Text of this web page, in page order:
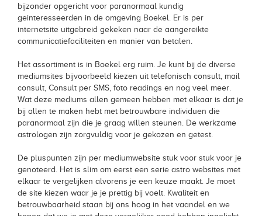
bijzonder opgericht voor paranormaal kundig
geinteresseerden in de omgeving Boekel. Er is per
internetsite uitgebreid gekeken naar de aangereikte
communicatiefaciliteiten en manier van betalen.
Het assortiment is in Boekel erg ruim. Je kunt bij de diverse
mediumsites bijvoorbeeld kiezen uit telefonisch consult, mail
consult, Consult per SMS, foto readings en nog veel meer.
Wat deze mediums allen gemeen hebben met elkaar is dat je
bij allen te maken hebt met betrouwbare individuen die
paranormaal zijn die je graag willen steunen. De werkzame
astrologen zijn zorgvuldig voor je gekozen en getest.
De pluspunten zijn per mediumwebsite stuk voor stuk voor je
genoteerd. Het is slim om eerst een serie astro websites met
elkaar te vergelijken alvorens je een keuze maakt. Je moet
de site kiezen waar je je prettig bij voelt. Kwaliteit en
betrouwbaarheid staan bij ons hoog in het vaandel en we